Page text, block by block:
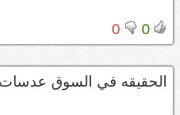
0
0
الحقيقه في السوق عدسات زنون ب ٢٥٠ مكتوب المانيه